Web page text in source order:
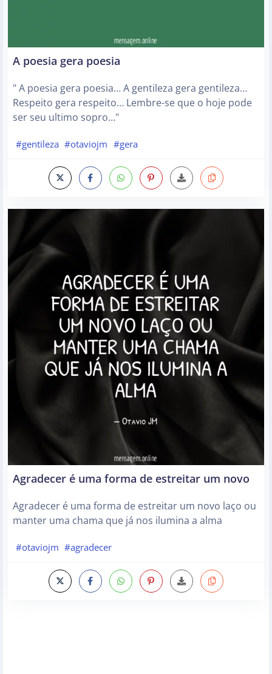
A poesia gera poesia
" A poesia gera poesia… A gentileza gera gentileza…
Respeito gera respeito… Lembre-se que o hoje pode
ser seu ultimo sopro…"
#gentileza #otaviojm #gera
Agradecer é uma forma de estreitar um novo
Agradecer é uma forma de estreitar um novo laço ou
manter uma chama que já nos ilumina a alma
#otaviojm #agradecer